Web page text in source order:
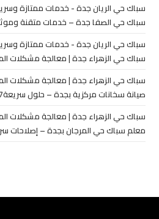
سباك حي الريان جدة - خدمات ممتازة وسريعة
سباك حي الصفا جدة – خدمات متقنة وموثوقة
سباك حي الريان جدة - خدمات ممتازة وسريعة
سباك حي الزهراء جدة | معالجة مشكلات المياه
سباك حي الزهراء جدة | معالجة مشكلات المياه
صيانة سخانات مركزية بجدة – حلول سريعة0554031437
سباك حي الزهراء جدة | معالجة مشكلات المياه
معلم سباك حي المرجان بجدة – إصلاحات سريعة